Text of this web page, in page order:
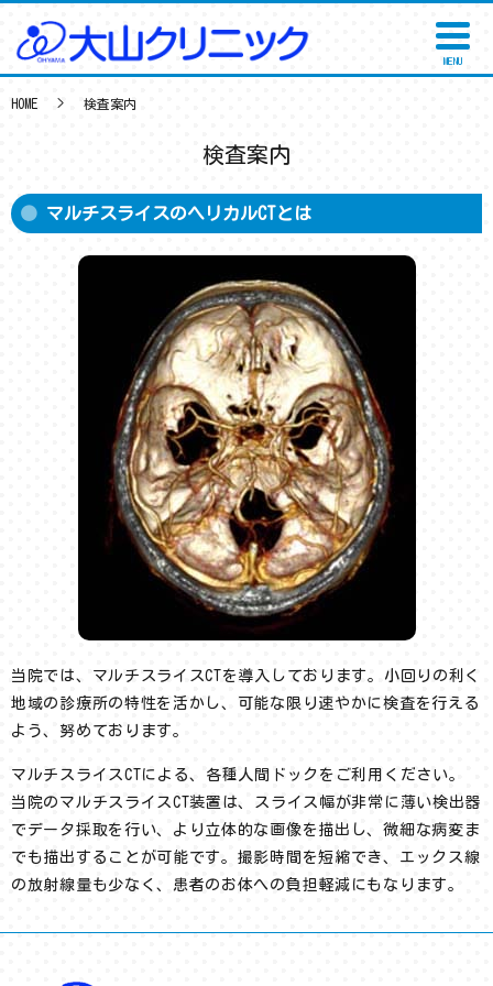
MENU
HOME 検査案内
検査案内
マルチスライスのヘリカルCTとは
当院では、マルチスライスCTを導入しております。小回りの利く
地域の診療所の特性を活かし、可能な限り速やかに検査を行える
よう、努めております。
マルチスライスCTによる、各種人間ドックをご利用ください。
当院のマルチスライスCT装置は、スライス幅が非常に薄い検出器
でデータ採取を行い、より立体的な画像を描出し、微細な病変ま
でも描出することが可能です。撮影時間を短縮でき、エックス線
の放射線量も少なく、患者のお体への負担軽減にもなります。